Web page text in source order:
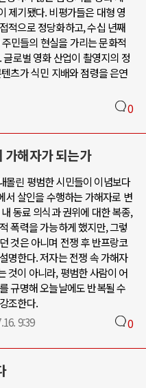
제기됐다. 비평가들은 대형 영
적으로 정당화하고, 수십 년째
민들의 현실을 가리는 문화적
로벌 영화 산업이 촬영지의 정
츠가 식민 지배와 점령을 은연
0
가해자가 되는가
몰린 평범한 시민들이 이념보다
서 살인을 수행하는 가해자로 변
동료 의식과 권위에 대한 복종,
폭력을 가능하게 했지만, 그렇
것은 아니며 전쟁 후 반프랑코
명한다. 저자는 전쟁 속 가해자
것이 아니라, 평범한 사람이 어
규명해 오늘날에도 반복될 수
조한다.
9:39 0